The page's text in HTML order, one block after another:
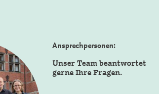
Ansprechpersonen:
Unser Team beantwortet
gerne Ihre Fragen.